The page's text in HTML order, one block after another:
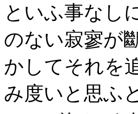
といふ事なし
のない寂寥が
かしてそれを
み度いと思ふ